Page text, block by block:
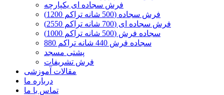
فرش سجاده ای یکپارچه
فرش سجاده (500 شانه تراکم 1200)
فرش سجاده ای (700 شانه تراکم 2550)
سجاده فرش (500 شانه تراکم 1000)
سجاده فرش 440 شانه تراکم 880
پشتی مسجد
فرش تشریفات
مقالات آموزشی
درباره ما
تماس با ما